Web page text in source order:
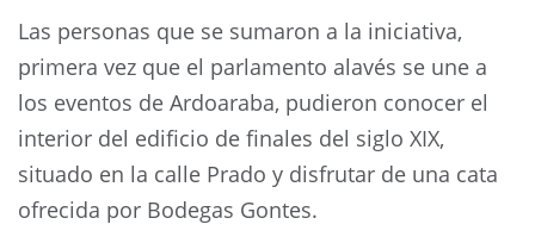
Las personas que se sumaron a la iniciativa,
primera vez que el parlamento alavés se une a
los eventos de Ardoaraba, pudieron conocer el
interior del edificio de finales del siglo XIX,
situado en la calle Prado y disfrutar de una cata
ofrecida por Bodegas Gontes.